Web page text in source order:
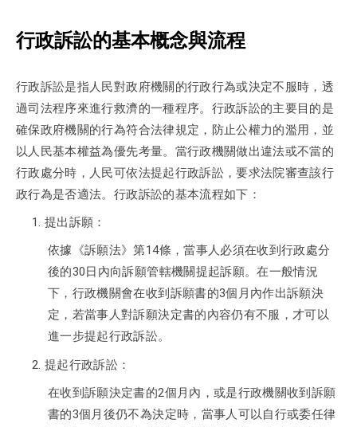
行政訴訟的基本概念與流程
行政訴訟是指人民對政府機關的行政行為或決定不服時，透
過司法程序來進行救濟的一種程序。行政訴訟的主要目的是
確保政府機關的行為符合法律規定，防止公權力的濫用，並
以人民基本權益為優先考量。當行政機關做出違法或不當的
行政處分時，人民可依法提起行政訴訟，要求法院審查該行
政行為是否適法。行政訴訟的基本流程如下：
提出訴願：
依據《訴願法》第14條，當事人必須在收到行政處分
後的30日內向訴願管轄機關提起訴願。在一般情況
下，行政機關會在收到訴願書的3個月內作出訴願決
定，若當事人對訴願決定書的內容仍有不服，才可以
進一步提起行政訴訟。
提起行政訴訟：
在收到訴願決定書的2個月內，或是行政機關收到訴願
書的3個月後仍不為決定時，當事人可以自行或委任律